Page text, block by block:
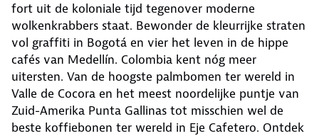
fort uit de koloniale tijd tegenover moderne
wolkenkrabbers staat. Bewonder de kleurrijke straten
vol graffiti in Bogotá en vier het leven in de hippe
cafés van Medellín. Colombia kent nóg meer
uitersten. Van de hoogste palmbomen ter wereld in
Valle de Cocora en het meest noordelijke puntje van
Zuid-Amerika Punta Gallinas tot misschien wel de
beste koffiebonen ter wereld in Eje Cafetero. Ontdek